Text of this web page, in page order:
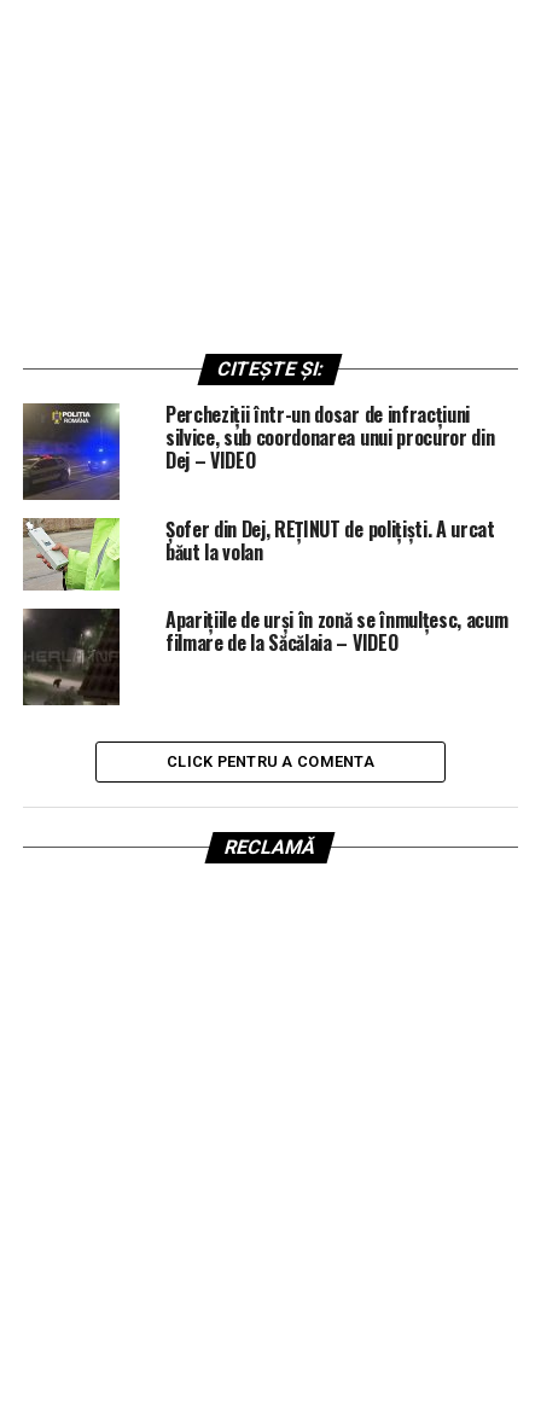
CITEȘTE ȘI:
Percheziții într-un dosar de infracțiuni
silvice, sub coordonarea unui procuror din
Dej – VIDEO
Șofer din Dej, REȚINUT de polițiști. A urcat
băut la volan
Aparițiile de urși în zonă se înmulțesc, acum
filmare de la Săcălaia – VIDEO
CLICK PENTRU A COMENTA
RECLAMĂ